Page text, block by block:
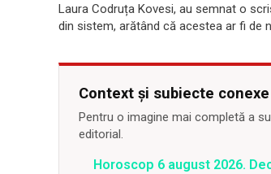
Laura Codruța Kovesi, au semnat o
din sistem, arătând că acestea ar fi de
Context și subiecte conexe
Pentru o imagine mai completă a
editorial.
Horoscop 6 august 2026.